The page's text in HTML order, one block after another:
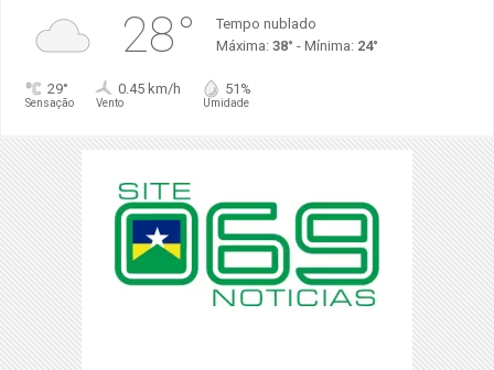
28°
Tempo nublado
Máxima: 38° - Mínima: 24°
29°
Sensação
0.45 km/h
Vento
51%
Umidade